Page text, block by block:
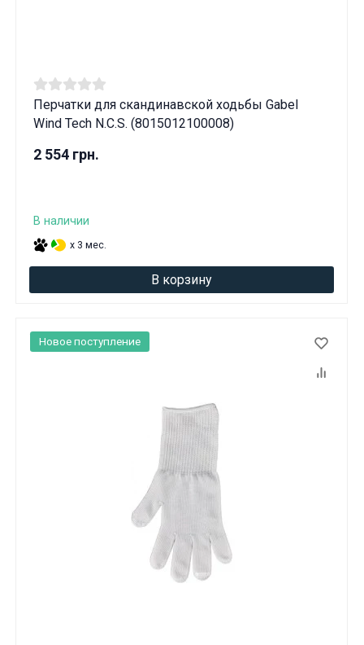
Перчатки для скандинавской ходьбы Gabel
Wind Tech N.C.S. (8015012100008)
2 554 грн.
В наличии
x 3 мес.
В корзину
Новое поступление